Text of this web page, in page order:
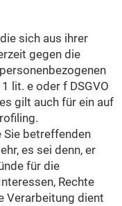
sich aus ihrer
gegen die
lit. e oder f DSGVO
gilt auch für ein auf
Sie betreffenden
es sei denn, er
für die
Rechte
Verarbeitung dient